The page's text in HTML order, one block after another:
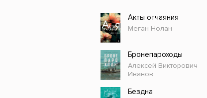
Российское искусство
Детективы
Детские книги
История
Разное
Акты отчаяния
Меган Нолан
Бронепароходы
Алексей Викторович
Иванов
Бездна